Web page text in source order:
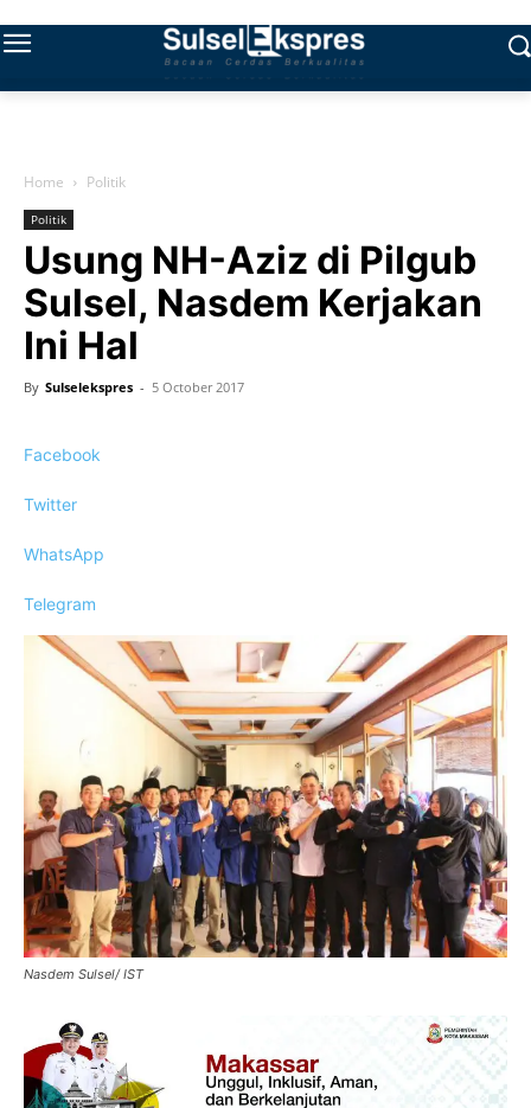
Home Politik
Politik
Usung NH-Aziz di Pilgub
Sulsel, Nasdem Kerjakan
Ini Hal
By Sulselekspres - 5 October 2017
Facebook
Twitter
WhatsApp
Telegram
Nasdem Sulsel/ IST